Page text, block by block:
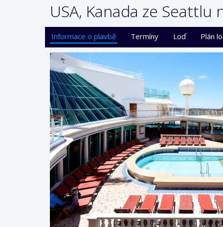
USA, Kanada ze
Informace o plavbě Termíny Loď Plán